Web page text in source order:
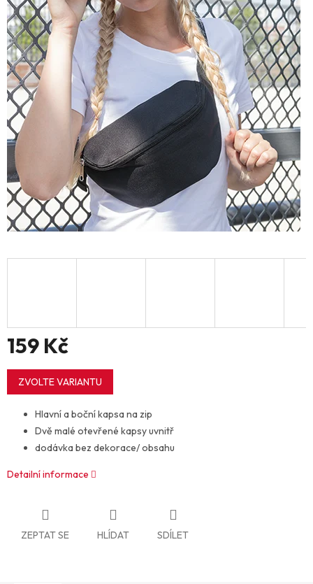
159 Kč
Měrná
cena:
ZVOLTE VARIANTU
Hlavní a boční kapsa na zip
Dvě malé otevřené kapsy uvnitř
dodávka bez dekorace/ obsahu
Detailní informace
ZEPTAT SE HLÍDAT SDÍLET